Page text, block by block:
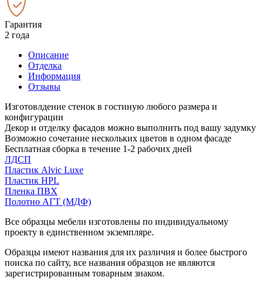
Гарантия
2 года
Описание
Отделка
Информация
Отзывы
Изготовлдение стенок в гостиную любого размера и
конфигурации
Декор и отделку фасадов можно выполнить под вашу задумку
Возможно сочетание нескольких цветов в одном фасаде
Бесплатная сборка в течение 1-2 рабочих дней
ЛДСП
Пластик Alvic Luxe
Пластик HPL
Пленка ПВХ
Полотно АГТ (МДФ)
Все образцы мебели изготовлены по индивидуальному
проекту в единственном экземпляре.
Образцы имеют названия для их различия и более быстрого
поиска по сайту, все названия образцов не являются
зарегистрированным товарным знаком.